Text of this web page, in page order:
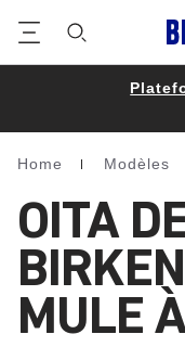
Homepage
Home Modèles
OITA
MULE